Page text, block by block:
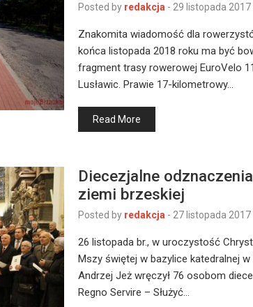
Posted by redakcja - 29 listopada 2017
Znakomita wiadomość dla
końca listopada 2018 roku ma być
fragment trasy rowerowej EuroVelo
Lusławic. Prawie 17-kilometrowy…
Read More
Diecezjalne
ziemi brzeskiej
Posted by redakcja - 27 listopada 2017
26 listopada br., w uroczystość
Mszy świętej w bazylice katedralnej
Andrzej Jeż wręczył 76 osobom
Regno Servire – Służyć…